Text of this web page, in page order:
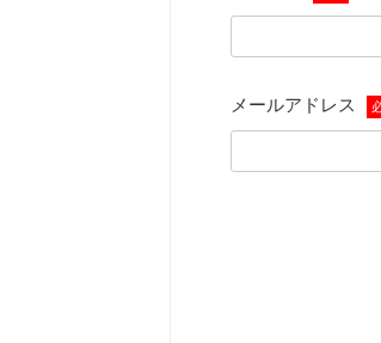
メールアドレス